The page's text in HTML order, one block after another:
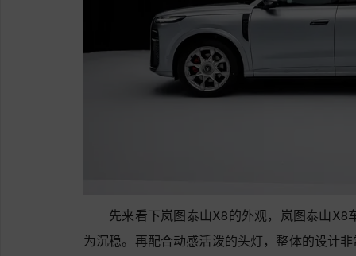
先来看下岚图泰山X8的外观，岚图泰山
为沉稳。再配合动感活泼的头灯，整体的设计